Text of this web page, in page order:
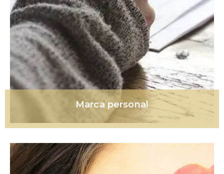
Marca personal